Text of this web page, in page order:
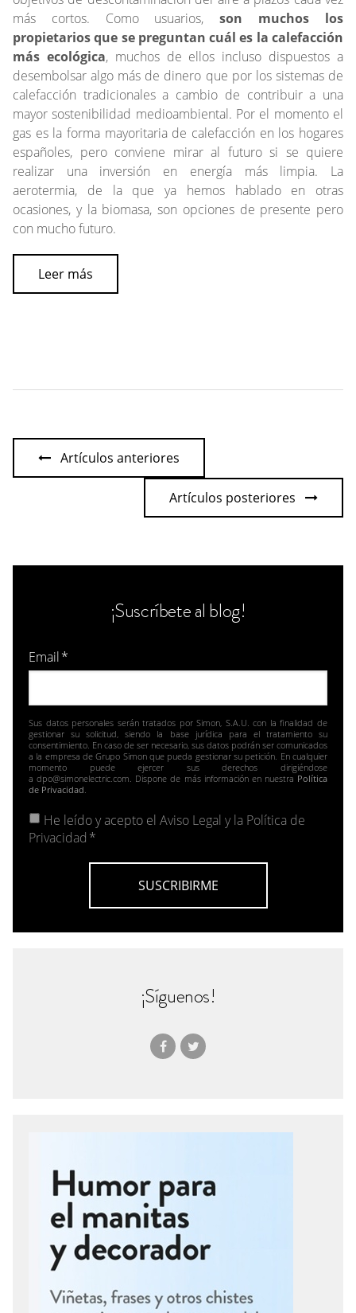
más cortos. Como usuarios,son muchos los
propietarios que se preguntan cuál es la calefacción
más ecológica, muchos de ellos incluso dispuestos a
desembolsar algo más de dinero que por los sistemas de
calefacción tradicionales a cambio de contribuir a una
mayor sostenibilidad medioambiental. Por el momento el
gas es la forma mayoritaria de calefacción en los hogares
españoles, pero conviene mirar al futuro si se quiere
realizar una inversión en energía más limpia. La
aerotermia, de la que ya hemos hablado en otras
ocasiones, y la biomasa, son opciones de presente pero
con mucho futuro.
Leer más
Artículos anteriores
Artículos posteriores
¡Suscríbete al blog!
Email*
Sus datos personales serán tratados por Simon, S.A.U. con la finalidad de
gestionar su solicitud, siendo la base jurídica para el tratamiento su
consentimiento. En caso de ser necesario, sus datos podrán ser comunicados
a la empresa de Grupo Simon que pueda gestionar su petición. En cualquier
momento puede ejercer sus derechos dirigiéndose
a dpo@simonelectric.com. Dispone de más información en nuestra Política
de Privacidad.
He leído y acepto el Aviso Legal y la Política de
Privacidad *
¡Síguenos!